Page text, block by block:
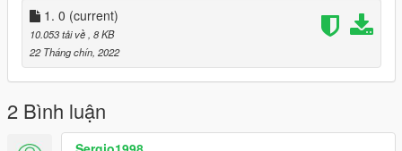
1. 0 (current)
10.053 tải về , 8 KB
22 Tháng chín, 2022
2 Bình luận